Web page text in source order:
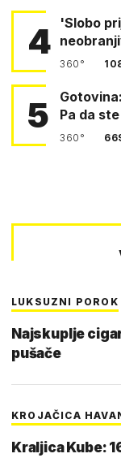
4
'Slobo
360°
5
Pa da
360°
LUKSUZNI POROK
Najskuplje
pušače
KROJAČICA
Kraljica Kube: